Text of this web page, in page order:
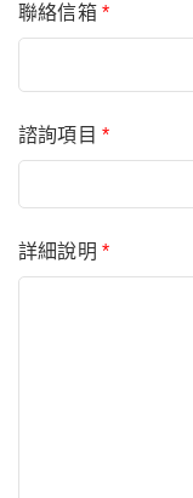
聯絡信箱*
諮詢項目*
詳細說明*